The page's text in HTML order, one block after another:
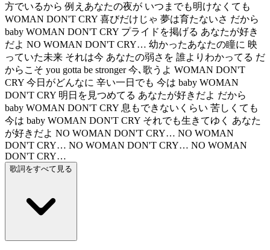
方でいるから 例えあなたの夜が いつまでも明けなくても
WOMAN DON'T CRY 喜びだけじゃ 夢は育たないさ だから
baby WOMAN DON'T CRY プライドを掲げる あなたが好き
だよ NO WOMAN DON'T CRY… 幼かったあなたの瞳に 映
っていた未来 それは今 あなたの弱さを 誰よりわかってる だ
からこそ you gotta be stronger 今､歌うよ WOMAN DON'T
CRY 今日がどんなに 辛い一日でも 今は baby WOMAN
DON'T CRY 明日を見つめてる あなたが好きだよ だから
baby WOMAN DON'T CRY 息もできないくらい 苦しくても
今は baby WOMAN DON'T CRY それでも生きてゆく あなた
が好きだよ NO WOMAN DON'T CRY… NO WOMAN
DON'T CRY… NO WOMAN DON'T CRY… NO WOMAN
DON'T CRY…
歌詞をすべて見る